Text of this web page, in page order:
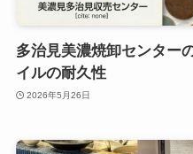
多治見美濃焼卸センター
イルの耐久性
2026年5月26日